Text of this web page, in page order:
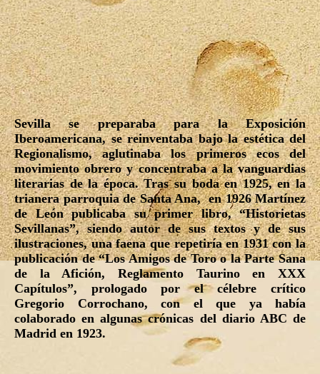
Sevilla se preparaba para la Exposición
Iberoamericana, se reinventaba bajo la estética del
Regionalismo, aglutinaba los primeros ecos del
movimiento obrero y concentraba a la vanguardias
literarias de la época. Tras su boda en 1925, en la
trianera parroquia de Santa Ana, en 1926 Martínez
de León publicaba su primer libro, “Historietas
Sevillanas”, siendo autor de sus textos y de sus
ilustraciones, una faena que repetiría en 1931 con la
publicación de “Los Amigos de Toro o la Parte Sana
de la Afición, Reglamento Taurino en XXX
Capítulos”, prologado por el célebre crítico
Gregorio Corrochano, con el que ya había
colaborado en algunas crónicas del diario ABC de
Madrid en 1923.